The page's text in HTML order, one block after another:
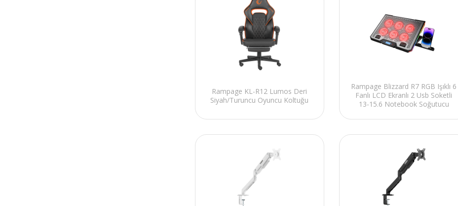
Rampage KL-R12 Lumos Deri
Siyah/Turuncu Oyuncu Koltuğu
Rampage Blizzard R7 RGB Işıklı 6
Fanlı LCD Ekranlı 2 Usb Soketli
13-15.6 Notebook Soğutucu